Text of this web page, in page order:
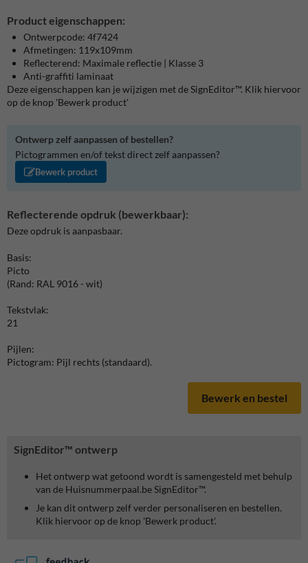
SignEditor™ ontwerp
Het ontwerp wat getoond wordt is samengesteld met behulp
van de Huisnummerpaal.be SignEditor™.
Je kan dit ontwerp zelf verder personaliseren en bestellen.
Klik hiervoor op de knop 'Bewerk product'.
Product eigenschappen:
Ontwerpcode: 4f7424
Afmetingen: 119x109mm
Reflecterend: Maximale reflectie | Klasse 3
Anti-graffiti laminaat
Deze eigenschappen kan je wijzigen met de SignEditor™. Klik hiervoor
op de knop 'Bewerk product'
Ontwerp zelf aanpassen of bestellen?
Pictogrammen en/of tekst direct zelf aanpassen?
Bewerk product
Reflecterende opdruk (bewerkbaar):
Deze opdruk is aanpasbaar.
Basis:
Picto
(Rand: RAL 9016 - wit)
Tekstvlak:
21
Pijlen:
Pictogram: Pijl rechts (standaard).
Bewerk en bestel